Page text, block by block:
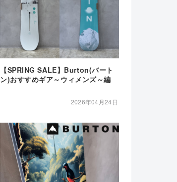
【SPRING SALE】Burton(バート
ン)おすすめギア～ウィメンズ～編
2026年04月24日